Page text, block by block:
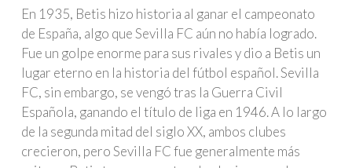
En 1935, Betis hizo historia al ganar el campeonato
de España, algo que Sevilla FC aún no había logrado.
Fue un golpe enorme para sus rivales y dio a Betis un
lugar eterno en la historia del fútbol español. Sevilla
FC, sin embargo, se vengó tras la Guerra Civil
Española, ganando el título de liga en 1946. A lo largo
de la segunda mitad del siglo XX, ambos clubes
crecieron, pero Sevilla FC fue generalmente más